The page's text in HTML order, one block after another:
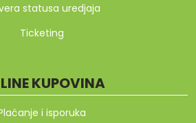
statusa uredjaja
Ticketing
KUPOVINA
i isporuka